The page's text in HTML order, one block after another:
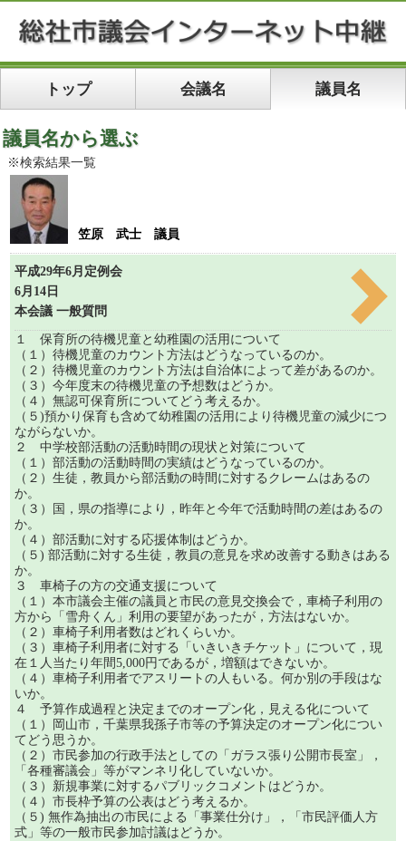
トップ 会議名 議員名
議員名から選ぶ
※検索結果一覧
笠原 武士 議員
平成29年6月定例会
6月14日
本会議 一般質問
１ 保育所の待機児童と幼稚園の活用について
（１）待機児童のカウント方法はどうなっているのか。
（２）待機児童のカウント方法は自治体によって差があるのか。
（３）今年度末の待機児童の予想数はどうか。
（４）無認可保育所についてどう考えるか。
（５)預かり保育も含めて幼稚園の活用により待機児童の減少につ
ながらないか。
２ 中学校部活動の活動時間の現状と対策について
（１）部活動の活動時間の実績はどうなっているのか。
（２）生徒，教員から部活動の時間に対するクレームはあるの
か。
（３）国，県の指導により，昨年と今年で活動時間の差はあるの
か。
（４）部活動に対する応援体制はどうか。
（５) 部活動に対する生徒，教員の意見を求め改善する動きはある
か。
３ 車椅子の方の交通支援について
（１）本市議会主催の議員と市民の意見交換会で，車椅子利用の
方から「雪舟くん」利用の要望があったが，方法はないか。
（２）車椅子利用者数はどれくらいか。
（３）車椅子利用者に対する「いきいきチケット」について，現
在１人当たり年間5,000円であるが，増額はできないか。
（４）車椅子利用者でアスリートの人もいる。何か別の手段はな
いか。
４ 予算作成過程と決定までのオープン化，見える化について
（１）岡山市，千葉県我孫子市等の予算決定のオープン化につい
てどう思うか。
（２）市民参加の行政手法としての「ガラス張り公開市長室」，
「各種審議会」等がマンネリ化していないか。
（３）新規事業に対するパブリックコメントはどうか。
（４）市長枠予算の公表はどう考えるか。
（５) 無作為抽出の市民による「事業仕分け」，「市民評価人方
式」等の一般市民参加討議はどうか。